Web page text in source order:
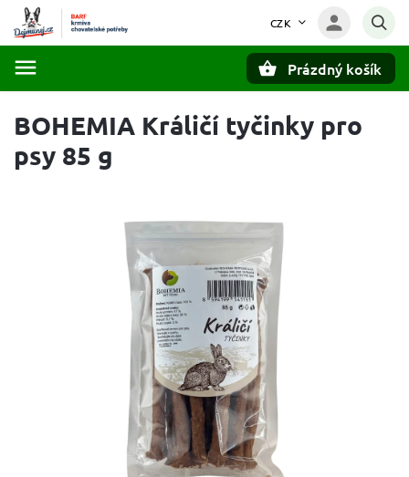
CZK
Prázdný košík
BOHEMIA Králičí tyčinky pro
psy 85 g